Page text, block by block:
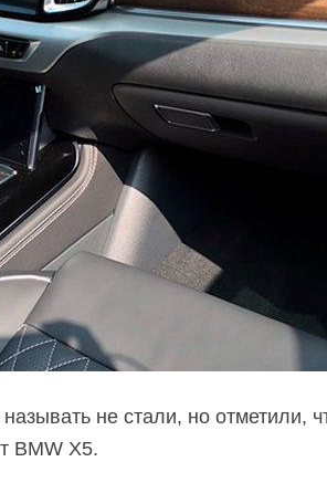
не стали, но отметили,
BMW X5.